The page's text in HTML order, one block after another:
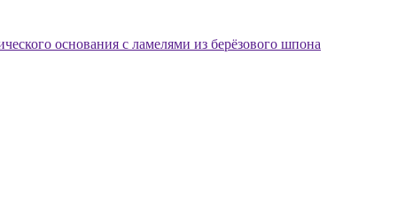
основания с ламелями из берёзового шпона